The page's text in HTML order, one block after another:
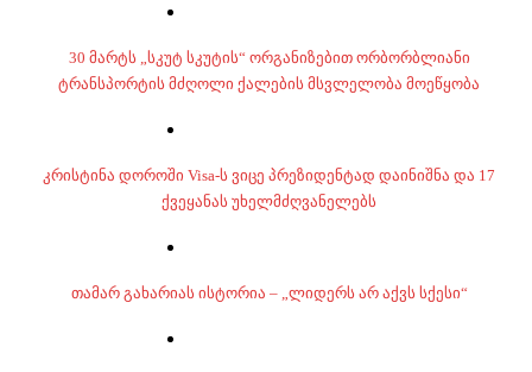
30 მარტს „სკუტ სკუტის“ ორგანიზებით ორბორბლიანი
ტრანსპორტის მძღოლი ქალების მსვლელობა მოეწყობა
კრისტინა დოროში Visa-ს ვიცე პრეზიდენტად დაინიშნა და 17
ქვეყანას უხელმძღვანელებს
თამარ გახარიას ისტორია – „ლიდერს არ აქვს სქესი“